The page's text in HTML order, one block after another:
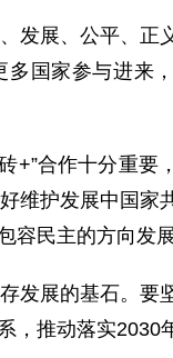
发展、公平、正
国家参与进来
+”合作十分重要
维护发展中国家
容民主的方向发
发展的基石。要
推动落实2030